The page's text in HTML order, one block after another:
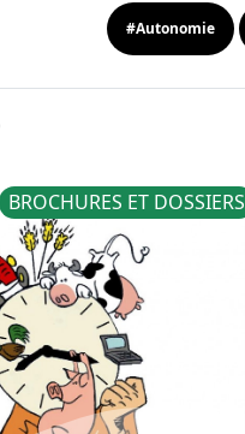
#Autonomie
BROCHURES ET DOSSIERS